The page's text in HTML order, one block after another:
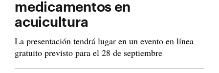
medicamentos en
acuicultura
La presentación tendrá lugar en un evento en línea
gratuito previsto para el 28 de septiembre